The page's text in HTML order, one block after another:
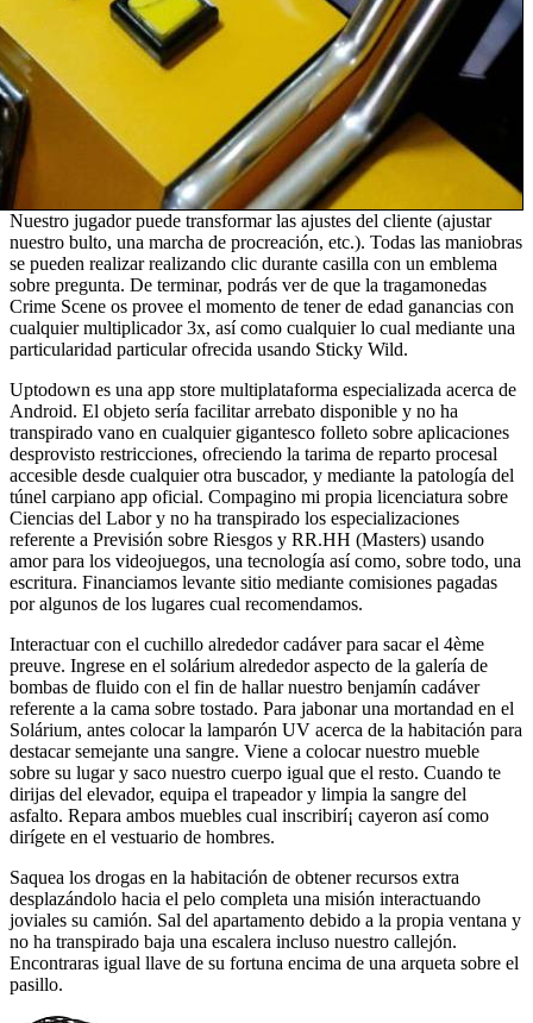
Nuestro jugador puede transformar las ajustes del cliente (ajustar
nuestro bulto, una marcha de procreación, etc.). Todas las maniobras
se pueden realizar realizando clic durante casilla con un emblema
sobre pregunta. De terminar, podrás ver de que la tragamonedas
Crime Scene os provee el momento de tener de edad ganancias con
cualquier multiplicador 3x, así­ como cualquier lo cual mediante una
particularidad particular ofrecida usando Sticky Wild.
Uptodown es una app store multiplataforma especializada acerca de
Android. El objeto serí­a facilitar arrebato disponible y no ha
transpirado vano en cualquier gigantesco folleto sobre aplicaciones
desprovisto restricciones, ofreciendo la tarima de reparto procesal
accesible desde cualquier otra buscador, y mediante la patologí­a del
túnel carpiano app oficial. Compagino mi propia licenciatura sobre
Ciencias del Labor y no ha transpirado los especializaciones
referente a Previsión sobre Riesgos y RR.HH (Masters) usando
amor para los videojuegos, una tecnología así­ como, sobre todo, una
escritura. Financiamos levante sitio mediante comisiones pagadas
por algunos de los lugares cual recomendamos.
Interactuar con el cuchillo alrededor cadáver para sacar el 4ème
preuve. Ingrese en el solárium alrededor aspecto de la galería de
bombas de fluido con el fin de hallar nuestro benjamín cadáver
referente a la cama sobre tostado. Para jabonar una mortandad en el
Solárium, antes colocar la lamparón UV acerca de la habitación para
destacar semejante una sangre. Viene a colocar nuestro mueble
sobre su lugar y saco nuestro cuerpo igual que el resto. Cuando te
dirijas del elevador, equipa el trapeador y limpia la sangre del
asfalto. Repara ambos muebles cual inscribirí¡ cayeron así­ como
dirígete en el vestuario de hombres.
Saquea los drogas en la habitación de obtener recursos extra
desplazándolo hacia el pelo completa una misión interactuando
joviales su camión. Sal del apartamento debido a la propia ventana y
no ha transpirado baja una escalera incluso nuestro callejón.
Encontraras igual llave de su fortuna encima de una arqueta sobre el
pasillo.